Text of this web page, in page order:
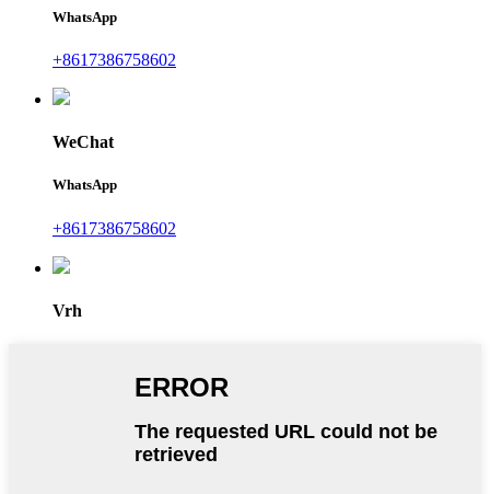
WhatsApp
+8617386758602
WeChat
WhatsApp
+8617386758602
Vrh